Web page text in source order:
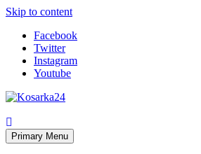
Skip to content
Facebook
Twitter
Instagram
Youtube
Primary Menu